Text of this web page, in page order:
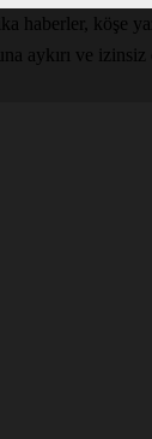
haberler, köşe
aykırı ve